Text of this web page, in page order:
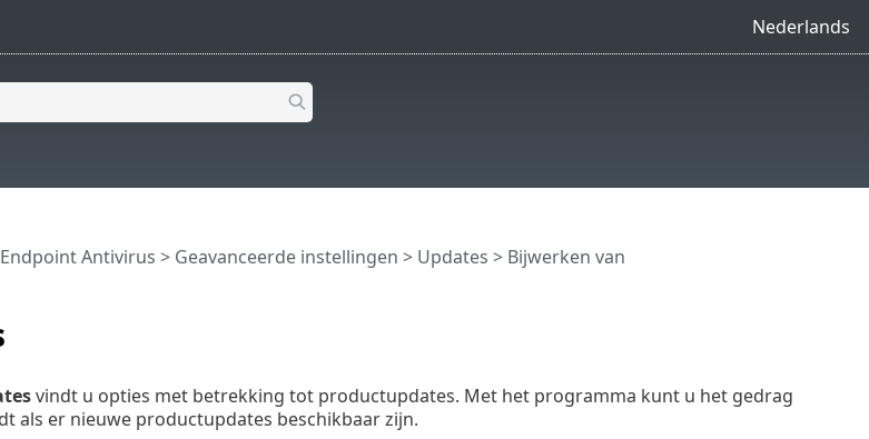
Nederlands
Endpoint Antivirus > Geavanceerde instellingen > Updates > Bijwerken van
vindt u opties met betrekking tot productupdates. Met het programma kunt u het gedrag
als er nieuwe productupdates beschikbaar zijn.